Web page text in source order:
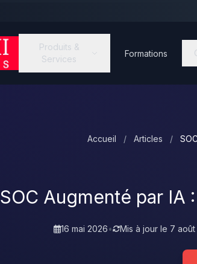
Produits &
Services
Formations
Accueil / Articles /
SOC Augmenté par IA
16 mai 2026• Mis à jour le 7